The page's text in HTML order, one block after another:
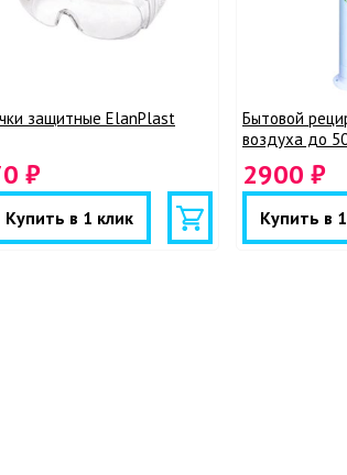
защитные ElanPlast
₽
Купить в 1 клик
Бытовой
воздуха до
2900 ₽
Купить в